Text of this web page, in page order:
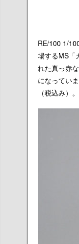
RE/100 1/
場するMS「
れた真っ赤
になってい
（税込み）